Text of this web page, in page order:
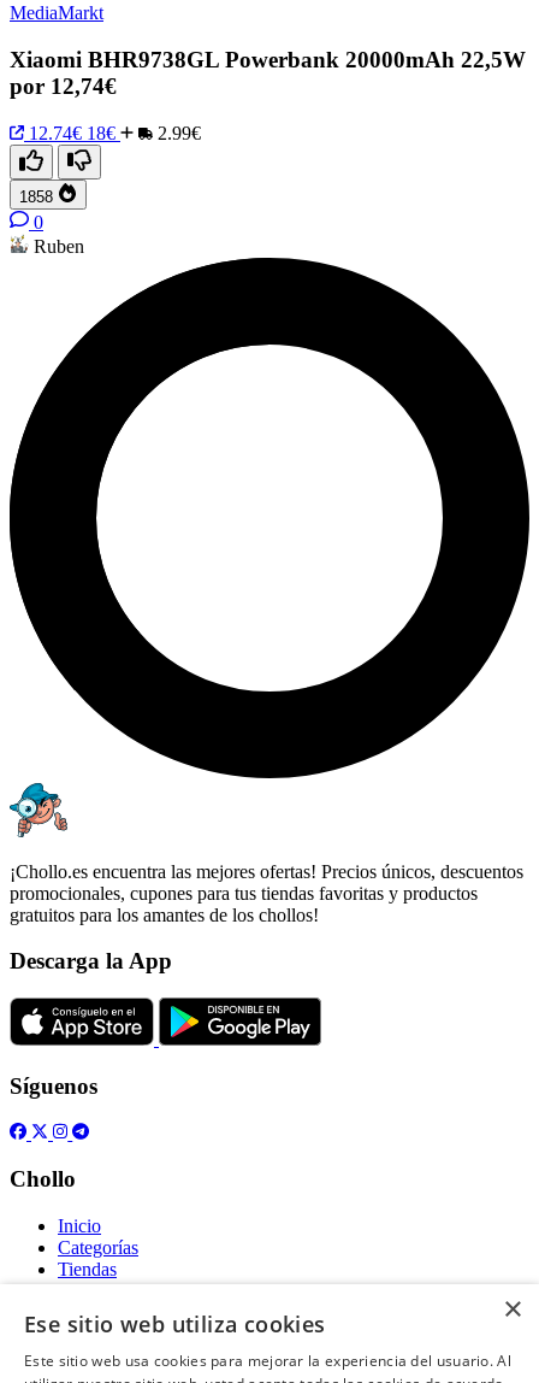
MediaMarkt
Xiaomi BHR9738GL Powerbank 20000mAh 22,5W
por 12,74€
12.74€ 18€ 2.99€
1858
0
Ruben
¡Chollo.es encuentra las mejores ofertas! Precios únicos, descuentos
promocionales, cupones para tus tiendas favoritas y productos
gratuitos para los amantes de los chollos!
Descarga la App
Síguenos
Chollo
Inicio
Categorías
Tiendas
Gratis
Acerca de
×
Ese sitio web utiliza cookies
Este sitio web usa cookies para mejorar la experiencia del usuario. Al